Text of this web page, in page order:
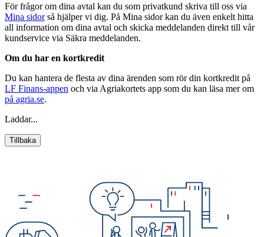
För frågor om dina avtal kan du som privatkund skriva till oss via
Mina sidorså hjälper vi dig. På Mina sidor kan du även enkelt hitta
all information om dina avtal och skicka meddelanden direkt till vår
kundservice via Säkra meddelanden.
Om du har en kortkredit
Du kan hantera de flesta av dina ärenden som rör din kortkredit på
LF Finans-appen och via Agriakortets app som du kan läsa mer om
på agria.se.
Laddar...
Tillbaka